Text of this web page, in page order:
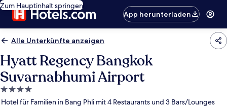
Zum Hauptinhalt springen
App herunterladen
Alle Unterkünfte anzeigen
Hyatt Regency Bangkok
Suvarnabhumi Airport
4.0-
Sterne-
Hotel für Familien in Bang Phli mit 4 Restaurants und 3 Bars/Lounges